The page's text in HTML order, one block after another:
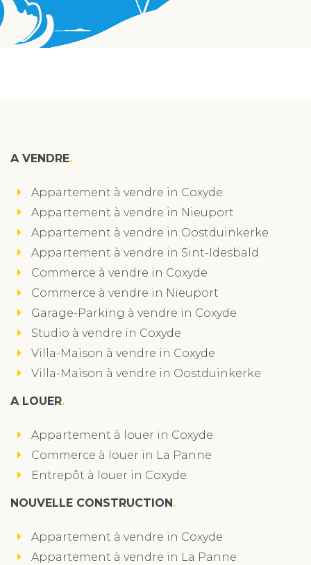
A VENDRE
Appartement à vendre in Coxyde
Appartement à vendre in Nieuport
Appartement à vendre in Oostduinkerke
Appartement à vendre in Sint-Idesbald
Commerce à vendre in Coxyde
Commerce à vendre in Nieuport
Garage-Parking à vendre in Coxyde
Studio à vendre in Coxyde
Villa-Maison à vendre in Coxyde
Villa-Maison à vendre in Oostduinkerke
A LOUER
Appartement à louer in Coxyde
Commerce à louer in La Panne
Entrepôt à louer in Coxyde
NOUVELLE CONSTRUCTION
Appartement à vendre in Coxyde
Appartement à vendre in La Panne